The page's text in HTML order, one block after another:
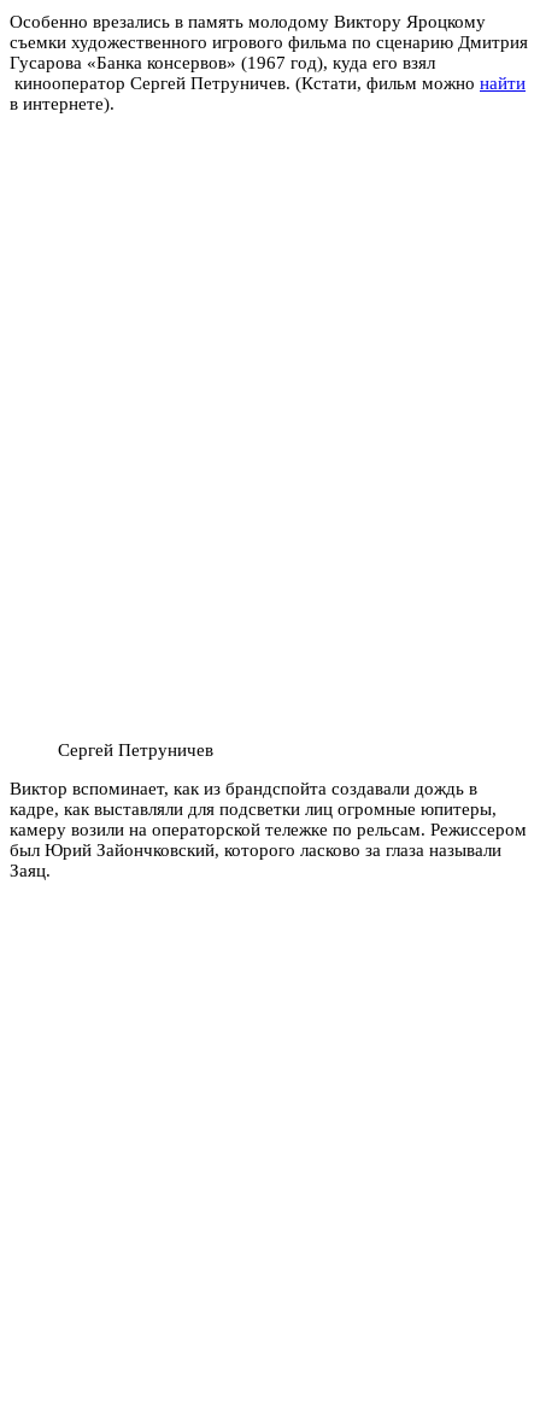
Особенно врезались в память молодому Виктору Яроцкому
съемки художественного игрового фильма по сценарию Дмитрия
Гусарова «Банка консервов» (1967 год), куда его взял
кинооператор Сергей Петруничев. (Кстати, фильм можно найти
в интернете).
Сергей Петруничев
Виктор вспоминает, как из брандспойта создавали дождь в
кадре, как выставляли для подсветки лиц огромные юпитеры,
камеру возили на операторской тележке по рельсам. Режиссером
был Юрий Зайончковский, которого ласково за глаза называли
Заяц.